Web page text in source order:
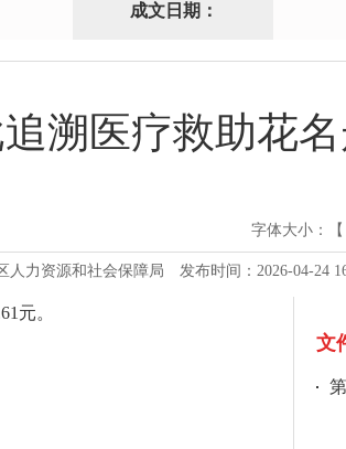
成文日期：
溯医疗救助花
字体大小：【
人力资源和社会保障局 发布时间：2026-04-24
元。
文